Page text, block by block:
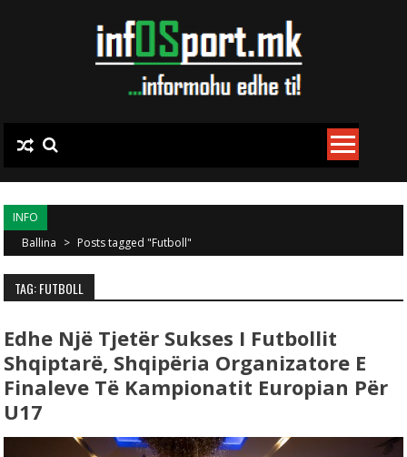
INFO
Ballina > Posts tagged "Futboll"
TAG: FUTBOLL
Edhe Një Tjetër Sukses I Futbollit
Shqiptarë, Shqipëria Organizatore E
Finaleve Të Kampionatit Europian Për
U17